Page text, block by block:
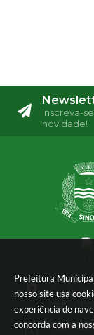
Prefeitura
nosso site usa
experiência de
concorda com a
Inscreva-
novidade!
Av. das
CEP: